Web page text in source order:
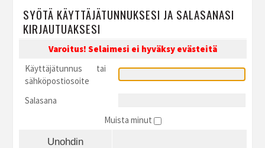
SYÖTÄ KÄYTTÄJÄTUNNUKSESI JA SALASANASI
KIRJAUTUAKSESI
Varoitus! Selaimesi ei hyväksy evästeitä
Käyttäjätunnus tai
sähköpostiosoite
Salasana
Muista minut
Unohdin